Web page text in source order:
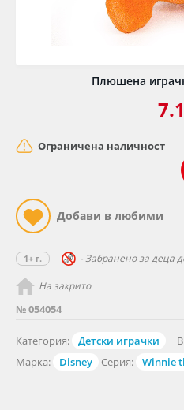
Плюшена
№ 054054
Категория: Детски играчки
Марка:
Disney Серия: Winnie
1+ г. - Забранено за деца
На закрито
Ограничена наличност